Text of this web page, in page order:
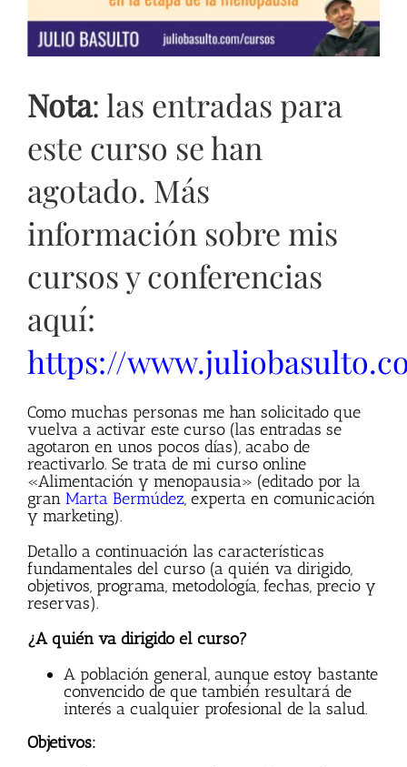
Nota: las entradas para
este curso se han
agotado. Más
información sobre mis
cursos y conferencias
aquí:
https://
Como muchas personas me han solicitado que
vuelva a activar este curso (las entradas se
agotaron en unos pocos días), acabo de
reactivarlo. Se trata de mi curso online
«Alimentación y menopausia» (editado por la
gran Marta Bermúdez, experta en comunicación
y marketing).
Detallo a continuación las características
fundamentales del curso (a quién va dirigido,
objetivos, programa, metodología, fechas, precio y
reservas).
¿A quién va dirigido el curso?
A población general, aunque estoy bastante
convencido de que también resultará de
interés a cualquier profesional de la salud.
Objetivos: